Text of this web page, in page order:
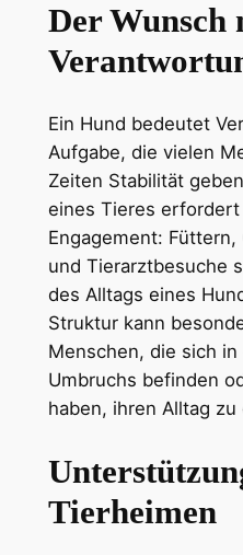
Der Wunsch
Ein Hund bedeutet
Aufgabe, die vielen
Zeiten Stabilität
eines Tieres erfordert
Engagement:
und Tierarztbesuche
des Alltags eines
Struktur kann
Menschen, die sich
Umbruchs befinden
haben, ihren Alltag zu
Tierheimen